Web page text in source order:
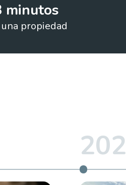
minutos
propiedad